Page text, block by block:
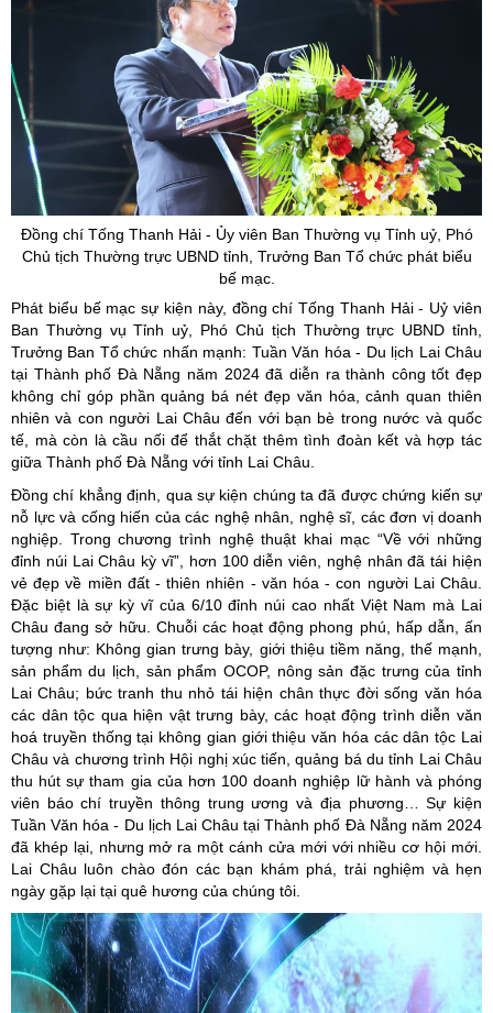
Đồng chí Tống Thanh Hải - Ủy viên Ban Thường vụ Tỉnh uỷ, Phó
Chủ tịch Thường trực UBND tỉnh, Trưởng Ban Tổ chức phát biểu
bế mạc.
Phát biểu bế mạc sự kiện này, đồng chí Tống Thanh Hải - Uỷ viên
Ban Thường vụ Tỉnh uỷ, Phó Chủ tịch Thường trực UBND tỉnh,
Trưởng Ban Tổ chức nhấn mạnh: Tuần Văn hóa - Du lịch Lai Châu
tại Thành phố Đà Nẵng năm 2024 đã diễn ra thành công tốt đẹp
không chỉ góp phần quảng bá nét đẹp văn hóa, cảnh quan thiên
nhiên và con người Lai Châu đến với bạn bè trong nước và quốc
tế, mà còn là cầu nối để thắt chặt thêm tình đoàn kết và hợp tác
giữa Thành phố Đà Nẵng với tỉnh Lai Châu.
Đồng chí khẳng định, qua sự kiện chúng ta đã được chứng kiến sự
nỗ lực và cống hiến của các nghệ nhân, nghệ sĩ, các đơn vị doanh
nghiệp. Trong chương trình nghệ thuật khai mạc “Về với những
đỉnh núi Lai Châu kỳ vĩ”, hơn 100 diễn viên, nghệ nhân đã tái hiện
vẻ đẹp về miền đất - thiên nhiên - văn hóa - con người Lai Châu.
Đặc biệt là sự kỳ vĩ của 6/10 đỉnh núi cao nhất Việt Nam mà Lai
Châu đang sở hữu. Chuỗi các hoạt động phong phú, hấp dẫn, ấn
tượng như: Không gian trưng bày, giới thiệu tiềm năng, thế mạnh,
sản phẩm du lịch, sản phẩm OCOP, nông sản đặc trưng của tỉnh
Lai Châu; bức tranh thu nhỏ tái hiện chân thực đời sống văn hóa
các dân tộc qua hiện vật trưng bày, các hoạt động trình diễn văn
hoá truyền thống tại không gian giới thiệu văn hóa các dân tộc Lai
Châu và chương trình Hội nghị xúc tiến, quảng bá du tỉnh Lai Châu
thu hút sự tham gia của hơn 100 doanh nghiệp lữ hành và phóng
viên báo chí truyền thông trung ương và địa phương… Sự kiện
Tuần Văn hóa - Du lịch Lai Châu tại Thành phố Đà Nẵng năm 2024
đã khép lại, nhưng mở ra một cánh cửa mới với nhiều cơ hội mới.
Lai Châu luôn chào đón các bạn khám phá, trải nghiệm và hẹn
ngày gặp lại tại quê hương của chúng tôi.